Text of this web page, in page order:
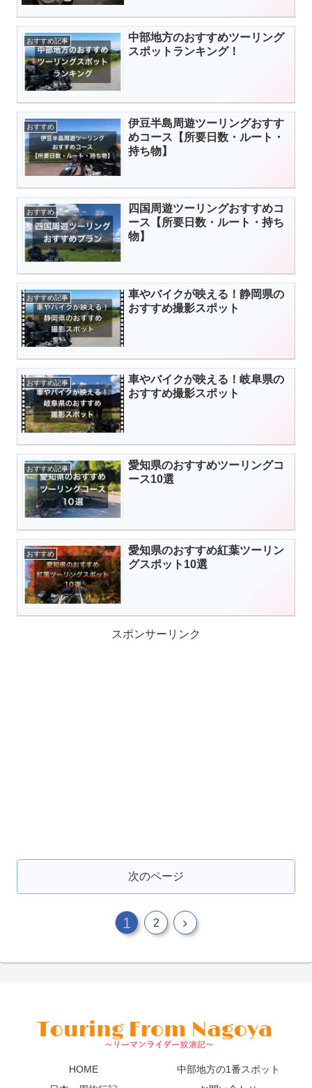
おすすめ記事
中部地方のおすすめツーリング
スポットランキング！
おすすめ
伊豆半島周遊ツーリングおすす
めコース【所要日数・ルート・
持ち物】
おすすめ
四国周遊ツーリングおすすめコ
ース【所要日数・ルート・持ち
物】
おすすめ記事
車やバイクが映える！静岡県の
おすすめ撮影スポット
おすすめ記事
車やバイクが映える！岐阜県の
おすすめ撮影スポット
おすすめ記事
愛知県のおすすめツーリングコ
ース10選
おすすめ
愛知県のおすすめ紅葉ツーリン
グスポット10選
スポンサーリンク
次のページ
1 2
HOME
中部地方の1番スポット